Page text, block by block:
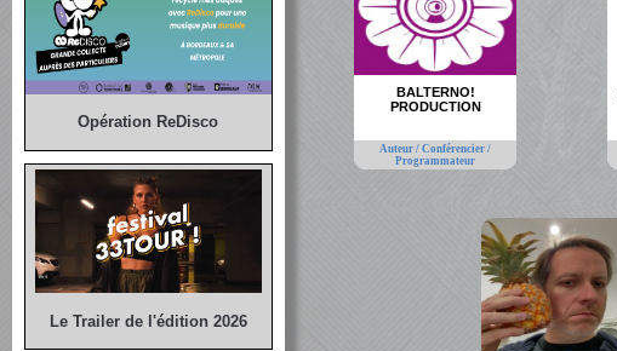
Opération ReDisco
Le Trailer de l'édition 2026
BALTERNO!
PRODUCTION
Auteur / Conférencier /
Programmateur